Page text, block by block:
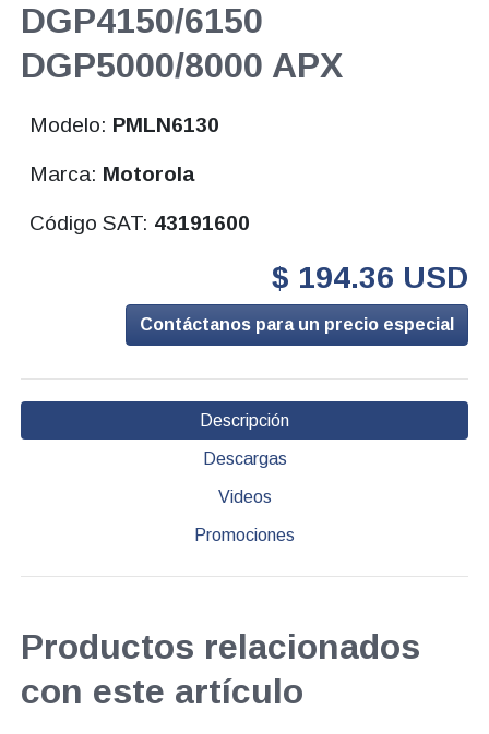
DGP4150/6150
DGP5000/8000 APX
Modelo: PMLN6130
Marca: Motorola
Código SAT: 43191600
$ 194.36 USD
Contáctanos para un precio especial
Descripción
Descargas
Videos
Promociones
Productos relacionados
con este artículo